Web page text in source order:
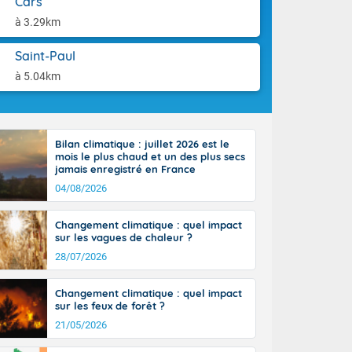
à 3.29km
Saint-Paul
à 5.04km
l'après-
14
il fait
30 à 35
Bilan climatique : juillet 2026 est le
mois le plus chaud et un des plus secs
jamais enregistré en France
04/08/2026
Changement climatique : quel impact
sur les vagues de chaleur ?
28/07/2026
Changement climatique : quel impact
sur les feux de forêt ?
21/05/2026